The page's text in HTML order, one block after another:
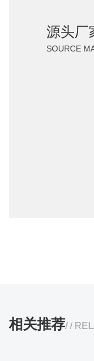
源头厂
SOURCE
相关推荐/ /